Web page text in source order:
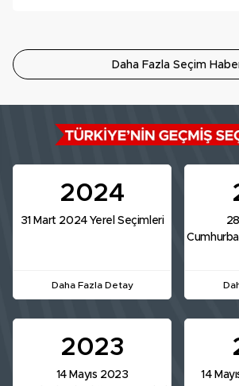
Daha Fazla Seçim
2024
31 Mart 2024 Yerel Seçimleri
Daha Fazla Detay
2023
14 Mayıs 2023
14